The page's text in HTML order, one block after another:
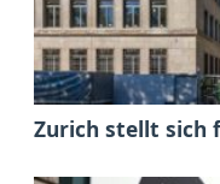
Zurich stellt sich